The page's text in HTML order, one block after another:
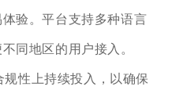
验。平台支持多种语言
同地区的用户接入。
规性上持续投入，以确保